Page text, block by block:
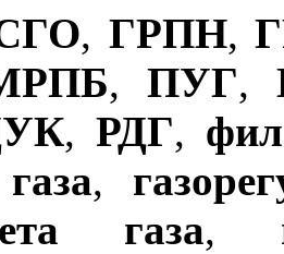
, ГРПН,
, ПУГ,
, РДГ,
,
газа,